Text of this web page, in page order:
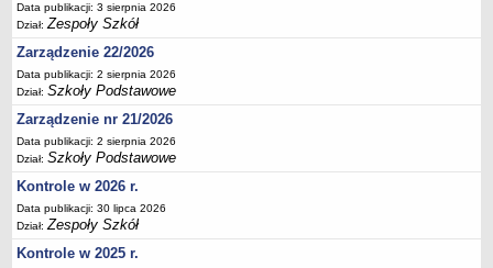
Rejestry, ewidencje, archiwa
Sprawozdania
Deklaracja dostępności
PORADNIE PSYCHOLOGICZNO-PEDAGOGICZNE
Zespół Poradni
BIURO FINANSÓW OŚWIATY
Dane podstawowe
Statut
Majątek
Godziny dyżurów
Data publikacji: 3 sierpnia 2026
Dział:Zespoły Szkół
Zarządzenie 22/2026
Data publikacji: 2 sierpnia 2026
Dział:Szkoły Podstawowe
Zarządzenie nr 21/2026
Data publikacji: 2 sierpnia 2026
Dział:Szkoły Podstawowe
Kontrole w 2026 r.
Data publikacji: 30 lipca 2026
Dział:Zespoły Szkół
Kontrole w 2025 r.